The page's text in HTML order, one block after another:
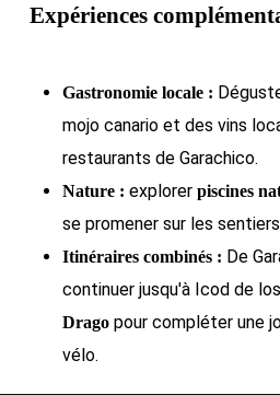
Expériences
Gastronomie locale :
mojo canario et des vins
restaurants de Garachico.
Nature : explorer piscines
se promener sur les
Itinéraires combinés : De
continuer jusqu'à Icod de
Dragopour compléter une
vélo.